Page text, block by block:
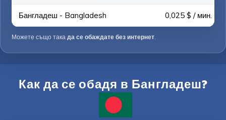
Бангладеш - Bangladesh 0,025 $ / мин.
Можете също така да се обаждате без интернет.
Как да се обадя в Бангладеш?